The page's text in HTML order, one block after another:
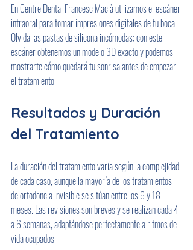
En Centre Dental Francesc Macià utilizamos el escáner
intraoral para tomar impresiones digitales de tu boca.
Olvida las pastas de silicona incómodas; con este
escáner obtenemos un modelo 3D exacto y podemos
mostrarte cómo quedará tu sonrisa antes de empezar
el tratamiento.
Resultados y Duración
del Tratamiento
La duración del tratamiento varía según la complejidad
de cada caso, aunque la mayoría de los tratamientos
de ortodoncia invisible se sitúan entre los 6 y 18
meses. Las revisiones son breves y se realizan cada 4
a 6 semanas, adaptándose perfectamente a ritmos de
vida ocupados.